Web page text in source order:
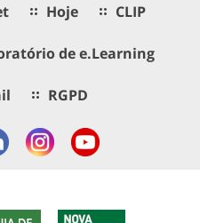
Hoje CLIP
de e.Learning
RGPD